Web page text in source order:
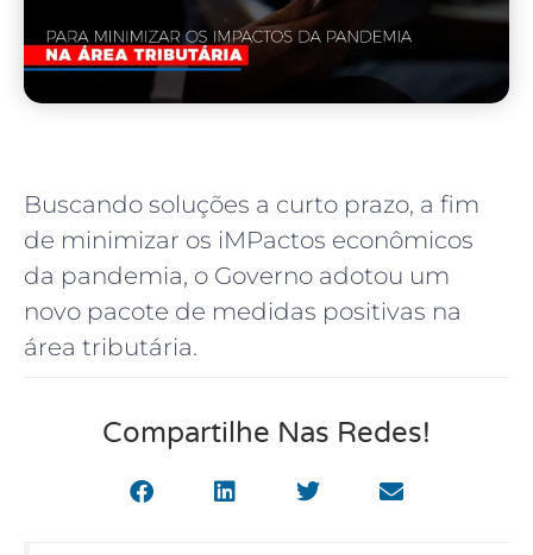
Buscando soluções a curto prazo, a fim
de minimizar os iMPactos econômicos
da pandemia, o Governo adotou um
novo pacote de medidas positivas na
área tributária.
Compartilhe Nas Redes!